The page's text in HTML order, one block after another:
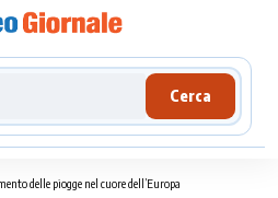
Cerca
delle piogge nel cuore dell’Europa